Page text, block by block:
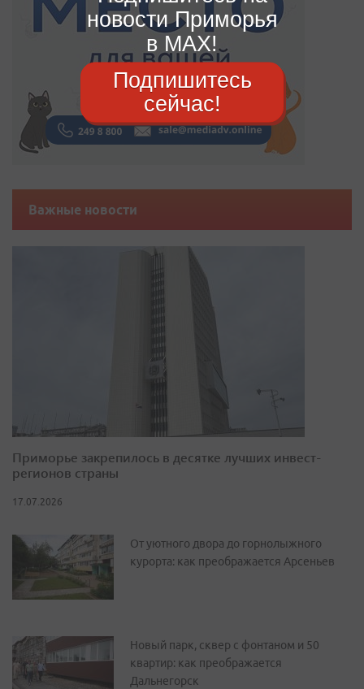
Важные новости
Приморье закрепилось в десятке лучших инвест-
регионов страны
17.07.2026
От уютного двора до горнолыжного
курорта: как преображается Арсеньев
Новый парк, сквер с фонтаном и 50
квартир: как преображается
Дальнегорск
новости Приморья
в MAX!
Подпишитесь
сейчас!